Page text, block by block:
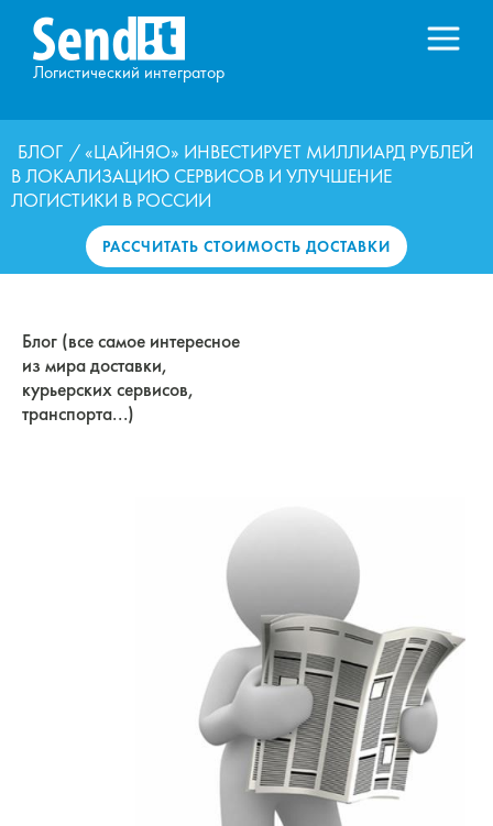
Логистический интегратор
БЛОГ / «ЦАЙНЯО» ИНВЕСТИРУЕТ МИЛЛИАРД РУБЛЕЙ
В ЛОКАЛИЗАЦИЮ СЕРВИСОВ И УЛУЧШЕНИЕ
ЛОГИСТИКИ В РОССИИ
РАССЧИТАТЬ СТОИМОСТЬ ДОСТАВКИ
Блог (все самое интересное
из мира доставки,
курьерских сервисов,
транспорта...)